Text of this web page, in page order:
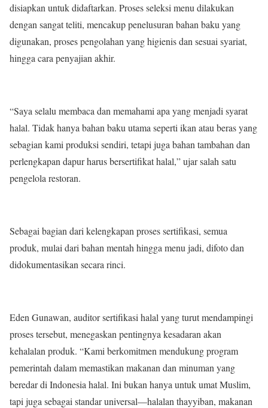
disiapkan untuk didaftarkan. Proses seleksi menu dilakukan
dengan sangat teliti, mencakup penelusuran bahan baku yang
digunakan, proses pengolahan yang higienis dan sesuai syariat,
hingga cara penyajian akhir.
“Saya selalu membaca dan memahami apa yang menjadi syarat
halal. Tidak hanya bahan baku utama seperti ikan atau beras yang
sebagian kami produksi sendiri, tetapi juga bahan tambahan dan
perlengkapan dapur harus bersertifikat halal,” ujar salah satu
pengelola restoran.
Sebagai bagian dari kelengkapan proses sertifikasi, semua
produk, mulai dari bahan mentah hingga menu jadi, difoto dan
didokumentasikan secara rinci.
Eden Gunawan, auditor sertifikasi halal yang turut mendampingi
proses tersebut, menegaskan pentingnya kesadaran akan
kehalalan produk. “Kami berkomitmen mendukung program
pemerintah dalam memastikan makanan dan minuman yang
beredar di Indonesia halal. Ini bukan hanya untuk umat Muslim,
tapi juga sebagai standar universal—halalan thayyiban, makanan